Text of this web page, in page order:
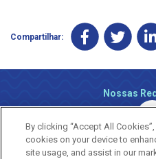
Compartilhar:
Nossas
By clicking “Accept All
cookies on your device to
site usage, and assist in our